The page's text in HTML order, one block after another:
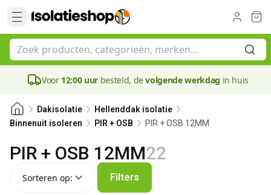
Voor 12:00 uur besteld, devolgende werkdag in huis
Dakisolatie
Hellenddak isolatie
Binnenuit isoleren
PIR + OSB PIR + OSB 12MM
PIR + OSB 12MM22
Sorteren op: Filters